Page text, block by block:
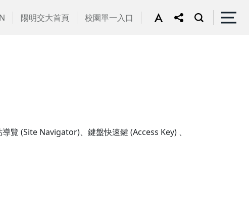
陽明交大首頁 校園單一入口
覽 (Site Navigator)、鍵盤快速鍵 (Access Key) 、